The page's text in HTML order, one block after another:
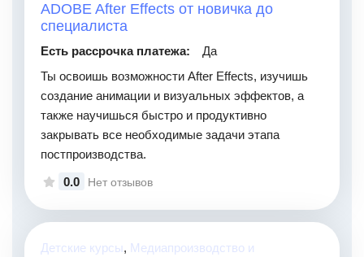
ADOBE After Effects от новичка до
специалиста
Есть рассрочка платежа:
Да
Ты освоишь возможности After Effects, изучишь
создание анимации и визуальных эффектов, а
также научишься быстро и продуктивно
закрывать все необходимые задачи этапа
постпроизводства.
0.0
Нет отзывов
Детские курсы , Медиапроизводство и